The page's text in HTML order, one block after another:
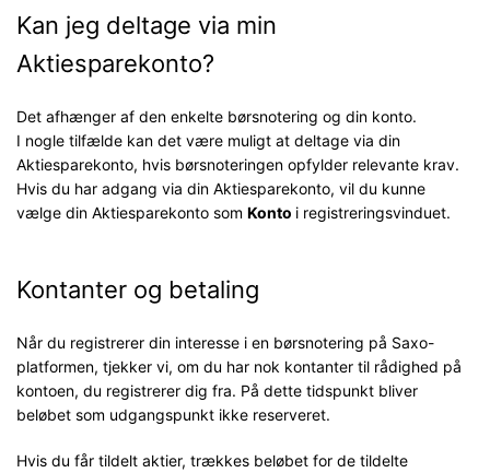
Kan jeg deltage via min
Aktiesparekonto?
Det afhænger af den enkelte børsnotering og din konto.
I nogle tilfælde kan det være muligt at deltage via din
Aktiesparekonto, hvis børsnoteringen opfylder relevante krav.
Hvis du har adgang via din Aktiesparekonto, vil du kunne
vælge din Aktiesparekonto som Konto i registreringsvinduet.
Kontanter og betaling
Når du registrerer din interesse i en børsnotering på Saxo-
platformen, tjekker vi, om du har nok kontanter til rådighed på
kontoen, du registrerer dig fra. På dette tidspunkt bliver
beløbet som udgangspunkt ikke reserveret.
Hvis du får tildelt aktier, trækkes beløbet for de tildelte